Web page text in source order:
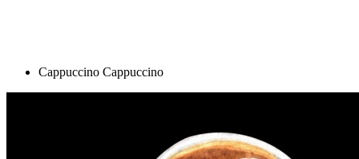
Cappuccino Cappuccino